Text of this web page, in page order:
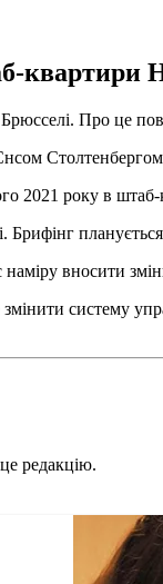
квартири
Про це
2021 року в
наміру вносити
систему
редакцію.